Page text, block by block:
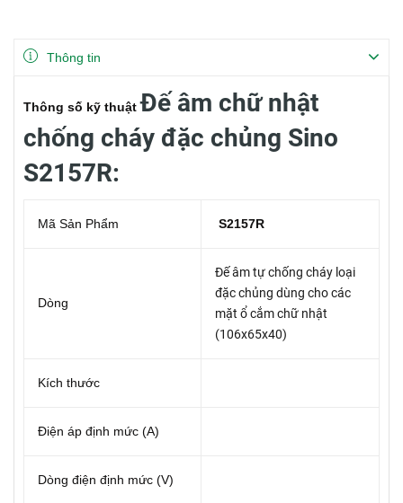
Thông tin
Thông số kỹ thuậtĐế âm chữ nhật
chống cháy đặc chủng Sino
S2157R:
Mã Sản Phẩm S2157R
Dòng
Đế âm tự chống cháy loại
đặc chủng dùng cho các
mặt ổ cắm chữ nhật
(106x65x40)
Kích thước
Điện áp định mức (A)
Dòng điện định mức (V)